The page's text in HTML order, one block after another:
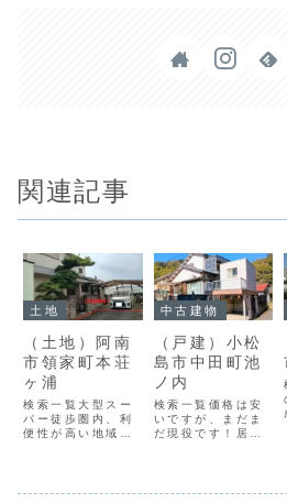
関連記事
土地
（土地）阿南
市領家町本荘
ヶ浦
検索一覧大型スー
パー徒歩圏内、利
便性が高い地域で
中古建物
（戸建）小松
島市中田町池
ノ内
検索一覧価格は安
いですが、まだま
だ現役です！居住